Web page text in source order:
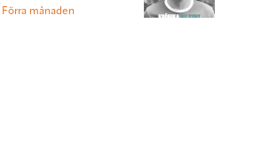
Förra månaden